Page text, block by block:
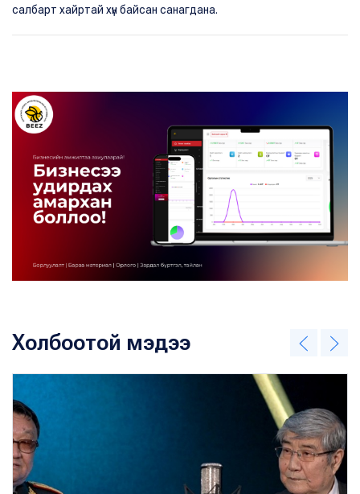
салбарт хайртай хүн байсан санагдана.
Холбоотой мэдээ